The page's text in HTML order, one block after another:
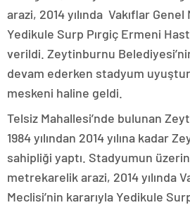
arazi, 2014 yılında Vakıflar Genel
Yedikule Surp Pırgiç Ermeni
verildi. Zeytinburnu Belediyesi’nin
devam ederken stadyum
meskeni haline geldi.
Telsiz Mahallesi’nde bulunan
1984 yılından 2014 yılına kadar
sahipliği yaptı. Stadyumun
metrekarelik arazi, 2014 yılında
Meclisi’nin kararıyla Yedikule